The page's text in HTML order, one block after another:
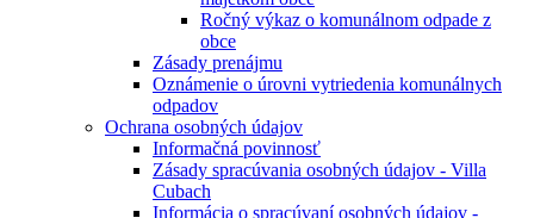
Ročný výkaz o komunálnom odpade z
obce
Zásady prenájmu
Oznámenie o úrovni vytriedenia komunálnych
odpadov
Ochrana osobných údajov
Informačná povinnosť
Zásady spracúvania osobných údajov - Villa
Cubach
Informácia o spracúvaní osobných údajov -